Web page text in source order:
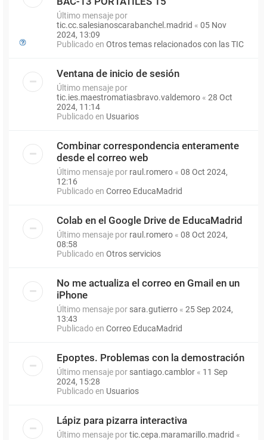
Último mensaje por
tic.cc.salesianoscarabanchel.madrid « 05 Nov
2024, 13:09
Publicado en Otros temas relacionados con las TIC
Ventana de inicio de sesión
Último mensaje por
tic.ies.maestromatiasbravo.valdemoro « 28 Oct
2024, 11:14
Publicado en Usuarios
Combinar correspondencia enteramente
desde el correo web
Último mensaje por raul.romero « 08 Oct 2024,
12:16
Publicado en Correo EducaMadrid
Colab en el Google Drive de EducaMadrid
Último mensaje por raul.romero « 08 Oct 2024,
08:58
Publicado en Otros servicios
No me actualiza el correo en Gmail en un
iPhone
Último mensaje por sara.gutierro « 25 Sep 2024,
13:43
Publicado en Correo EducaMadrid
Epoptes. Problemas con la demostración
Último mensaje por santiago.camblor « 11 Sep
2024, 15:28
Publicado en Usuarios
Lápiz para pizarra interactiva
Último mensaje portic.cepa.maramarillo.madrid «